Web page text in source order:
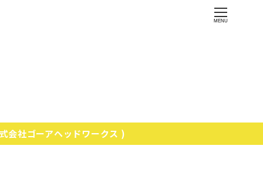
MENU
会社ゴーアヘッドワークス )